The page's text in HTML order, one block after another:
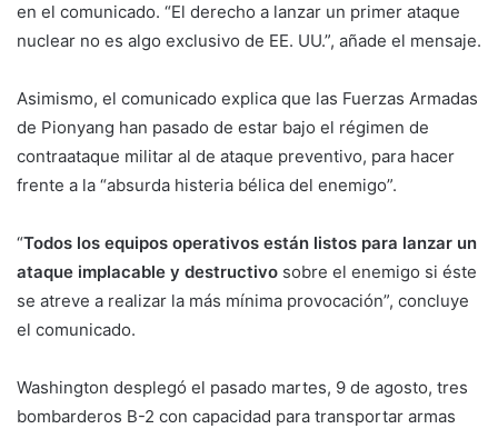
en el comunicado. “El derecho a lanzar un primer ataque
nuclear no es algo exclusivo de EE. UU.”, añade el mensaje.
Asimismo, el comunicado explica que las Fuerzas Armadas
de Pionyang han pasado de estar bajo el régimen de
contraataque militar al de ataque preventivo, para hacer
frente a la “absurda histeria bélica del enemigo”.
“Todos los equipos operativos están listos para lanzar un
ataque implacable y destructivo sobre el enemigo si éste
se atreve a realizar la más mínima provocación”, concluye
el comunicado.
Washington desplegó el pasado martes, 9 de agosto, tres
bombarderos B-2 con capacidad para transportar armas